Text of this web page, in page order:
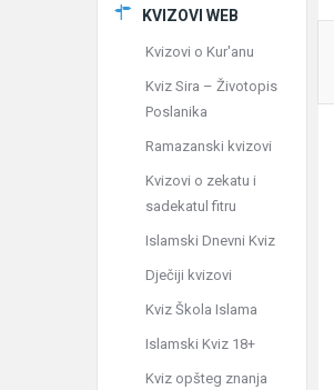
KVIZOVI WEB
Kvizovi o Kur'anu
Kviz Sira – Životopis
Poslanika
Ramazanski kvizovi
Kvizovi o zekatu i
sadekatul fitru
Islamski Dnevni Kviz
Dječiji kvizovi
Kviz Škola Islama
Islamski Kviz 18+
Kviz opšteg znanja